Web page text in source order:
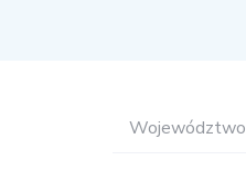
Województwo